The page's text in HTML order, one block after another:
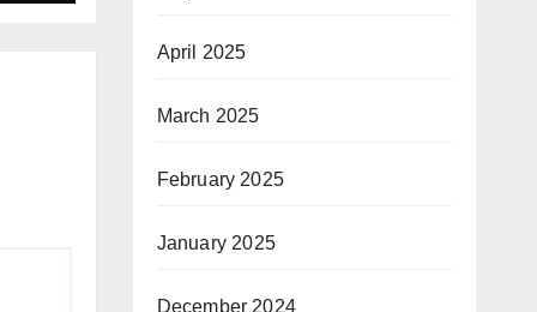
April 2025
March 2025
February 2025
January 2025
December 2024